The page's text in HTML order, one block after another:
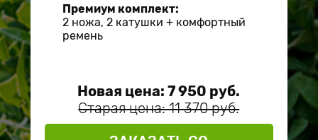
Премиум комплект:
2 ножа, 2 катушки + комфортный
ремень
Новая цена: 7 950 руб.
Старая цена: 11 370 руб.